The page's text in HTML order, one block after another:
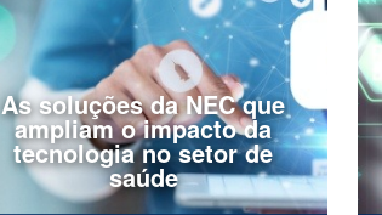
As soluções da NEC que
ampliam o impacto da
tecnologia no setor de
saúde